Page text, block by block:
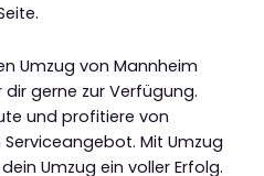
Umzug von Mannheim
gerne zur Verfügung.
und profitiere von
Mit Umzug
Umzug ein voller Erfolg.